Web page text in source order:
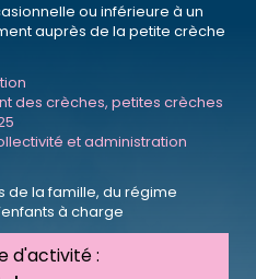
ou inférieure à un
auprès de la petite crèche
des crèches, petites crèches
et administration
de la famille, du régime
à charge
d'activité :